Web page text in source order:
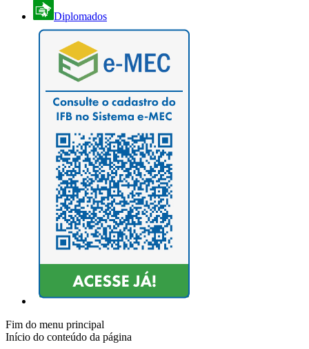
Diplomados
Fim do menu principal
Início do conteúdo da página